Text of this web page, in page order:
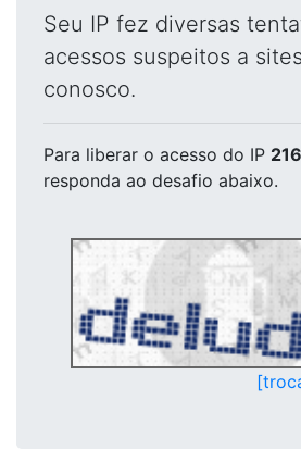
Seu IP fez diversas
acessos suspeitos a
conosco.
Para liberar o acesso do IP
responda ao desafio abaixo.